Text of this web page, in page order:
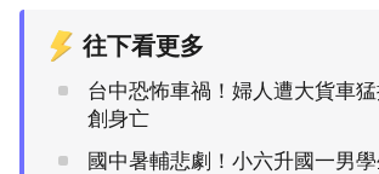
往下看更多
台中恐怖車禍！婦人遭大貨車
創身亡
國中暑輔悲劇！小六升國一男